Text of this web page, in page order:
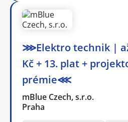
⋙Elektro technik |
Kč + 13. plat +
prémie⋘
mBlue Czech, s.r.o.
Praha